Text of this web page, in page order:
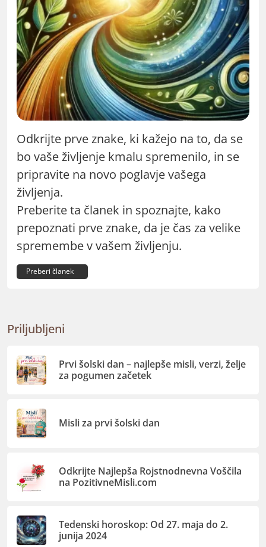
Odkrijte prve znake, ki kažejo na to, da se
bo vaše življenje kmalu spremenilo, in se
pripravite na novo poglavje vašega
življenja.
Preberite ta članek in spoznajte, kako
prepoznati prve znake, da je čas za velike
spremembe v vašem življenju.
Preberi članek
Priljubljeni
Prvi šolski dan – najlepše misli, verzi, želje
za pogumen začetek
Misli za prvi šolski dan
Odkrijte Najlepša Rojstnodnevna Voščila
na PozitivneMisli.com
Tedenski horoskop: Od 27. maja do 2.
junija 2024